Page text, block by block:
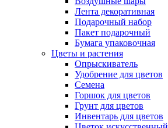
Лента декоративная
Подарочный набор
Пакет подарочный
Бумага упаковочная
Цветы и растения
Опрыскиватель
Удобрение для цветов
Семена
Горшок для цветов
Грунт для цветов
Инвентарь для цветов